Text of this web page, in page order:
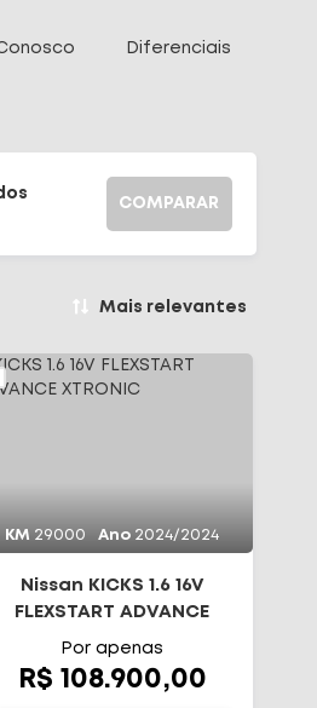
Diferenciais
COMPARAR
Mais relevantes
KM 29000 Ano 2024/2024
Nissan KICKS 1.6 16V
FLEXSTART ADVANCE
XTRONIC
Por apenas
R$ 108.900,00